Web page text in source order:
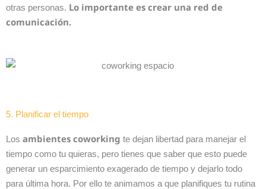
otras personas. Lo importante es crear una red de
comunicación.
5. Planificar el tiempo
Los ambientes coworking te dejan libertad para manejar el
tiempo como tu quieras, pero tienes que saber que esto puede
generar un esparcimiento exagerado de tiempo y dejarlo todo
para última hora. Por ello te animamos a que planifiques tu rutina